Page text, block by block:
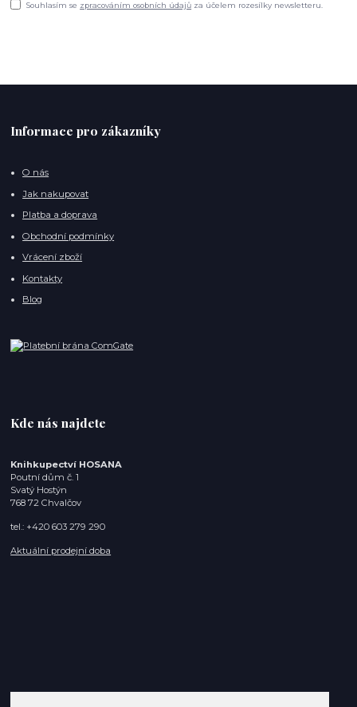
Souhlasím se zpracováním osobních údajů za účelem rozesílky newsletteru.
Informace pro zákazníky
O nás
Jak nakupovat
Platba a doprava
Obchodní podmínky
Vrácení zboží
Kontakty
Blog
Kde nás najdete
Knihkupectví HOSANA
Poutní dům č. 1
Svatý Hostýn
768 72 Chvalčov
tel.: +420 603 279 290
Aktuální prodejní doba